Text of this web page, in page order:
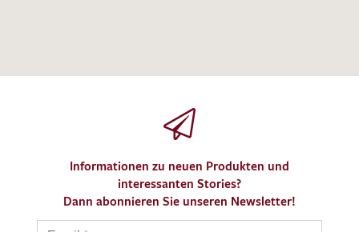
Informationen zu neuen Produkten und
interessanten Stories?
Dann abonnieren Sie unseren Newsletter!